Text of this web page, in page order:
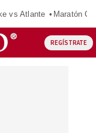
vs Atlante Maratón
REGÍSTRATE